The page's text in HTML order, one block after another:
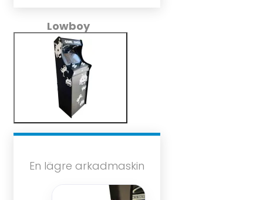
Lowboy
En lägre arkadmaskin